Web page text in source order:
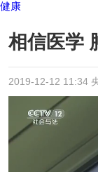
健康
相信医学
2019-12-12 11:34